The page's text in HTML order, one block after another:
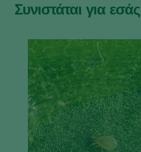
Συνιστάται για εσάς